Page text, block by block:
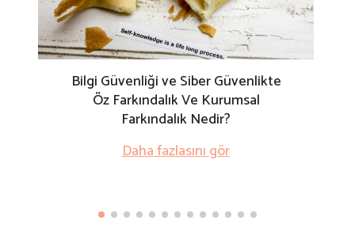
Bilgi Güvenliği ve Siber Güvenlikte
Öz Farkındalık Ve Kurumsal
Farkındalık Nedir?
Daha fazlasını gör